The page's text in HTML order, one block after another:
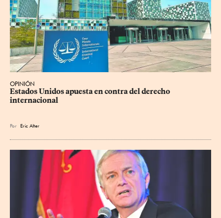
OPINIÓN
Estados Unidos apuesta en contra del derecho
internacional
Por Eric Alter